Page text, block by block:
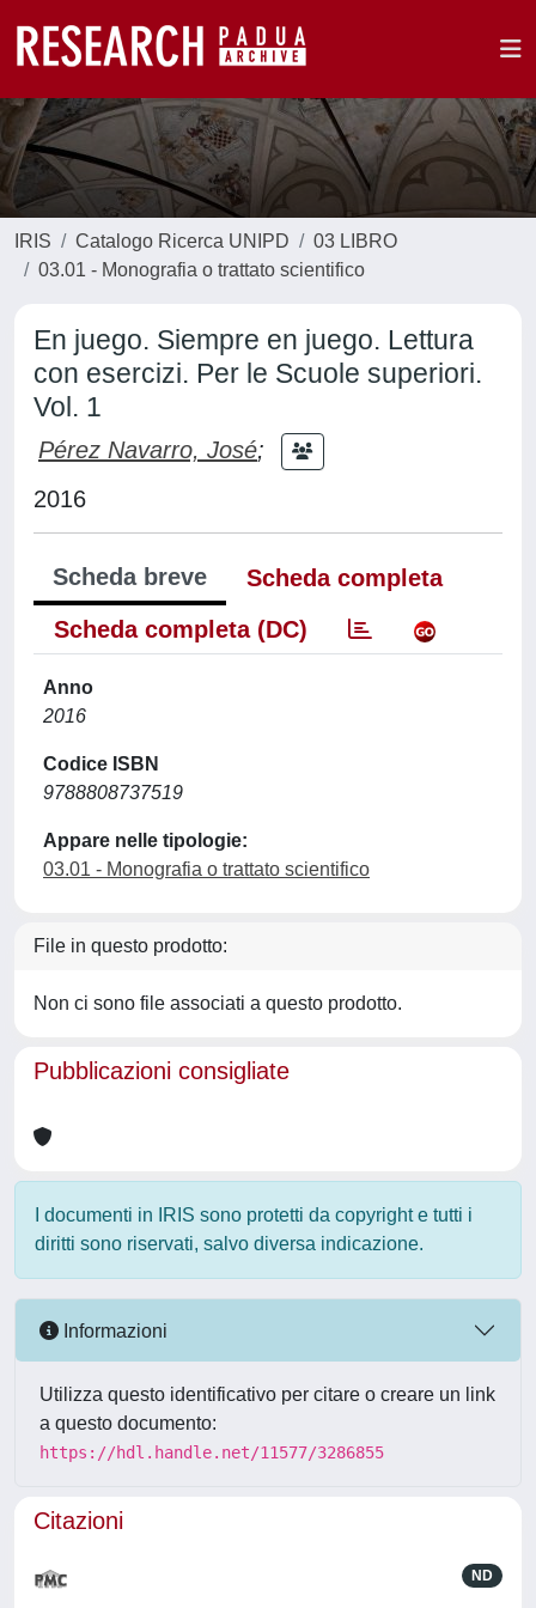
IRIS Catalogo Ricerca UNIPD
03 LIBRO
03.01 - Monografia o trattato scientifico
En juego. Siempre en juego. Lettura
con esercizi. Per le Scuole superiori.
Vol. 1
Pérez Navarro, José;
2016
Scheda breve
Scheda completa
Scheda completa (DC)
Anno
2016
Codice ISBN
9788808737519
Appare nelle tipologie:
03.01 - Monografia o trattato scientifico
File in questo prodotto:
Non ci sono file associati a questo prodotto.
Pubblicazioni consigliate
I documenti in IRIS sono protetti da copyright e tutti i
diritti sono riservati, salvo diversa indicazione.
Informazioni
Utilizza questo identificativo per citare o creare un link
a questo documento:
https://hdl.handle.net/11577/3286855
Citazioni
ND